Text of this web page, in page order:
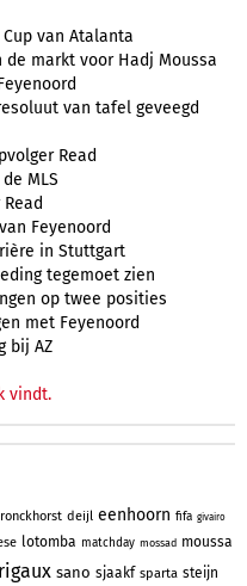
van Atalanta
markt voor Hadj Moussa
van tafel geveegd
Read
MLS
Feyenoord
in Stuttgart
tegemoet zien
op twee posities
met Feyenoord
bij AZ
vindt.
deijl eenhoorn fifa givairo
lotomba matchday mossad moussa
rigaux sano sjaakf sparta steijn